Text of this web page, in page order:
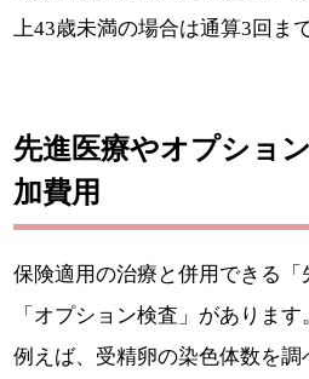
上43歳未満の場合は通算3回ま
先進医療やオプショ
加費用
保険適用の治療と併用できる
「オプション検査」があります
例えば、受精卵の染色体数を